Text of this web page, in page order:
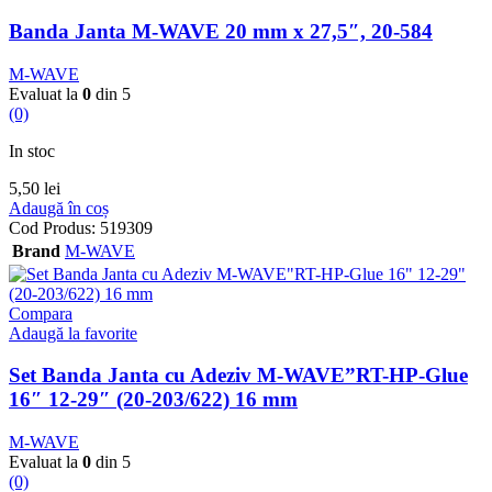
Banda Janta M-WAVE 20 mm x 27,5″, 20-584
M-WAVE
Evaluat la 0 din 5
(0)
In stoc
5,50 lei
Adaugă în coș
Cod Produs: 519309
Brand M-WAVE
Compara
Adaugă la favorite
Set Banda Janta cu Adeziv M-WAVE”RT-HP-Glue
16″ 12-29″ (20-203/622) 16 mm
M-WAVE
Evaluat la 0 din 5
(0)